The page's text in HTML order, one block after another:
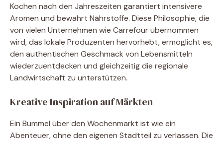
Kochen nach den Jahreszeiten garantiert intensivere
Aromen und bewahrt Nährstoffe. Diese Philosophie, die
von vielen Unternehmen wie Carrefour übernommen
wird, das lokale Produzenten hervorhebt, ermöglicht es,
den authentischen Geschmack von Lebensmitteln
wiederzuentdecken und gleichzeitig die regionale
Landwirtschaft zu unterstützen.
Kreative Inspiration auf Märkten
Ein Bummel über den Wochenmarkt ist wie ein
Abenteuer, ohne den eigenen Stadtteil zu verlassen. Die